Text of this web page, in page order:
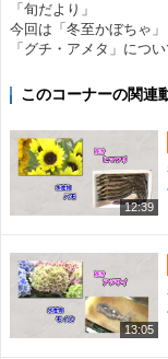
「旬だより」
今回は「冬至かぼちゃ」
「グチ・アメタ」につ
このコーナーの関連
12:39
13:05